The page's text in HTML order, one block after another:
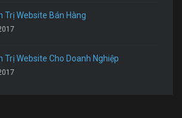
Trị Website Bán Hàng
Trị Website Cho Doanh Nghiệp